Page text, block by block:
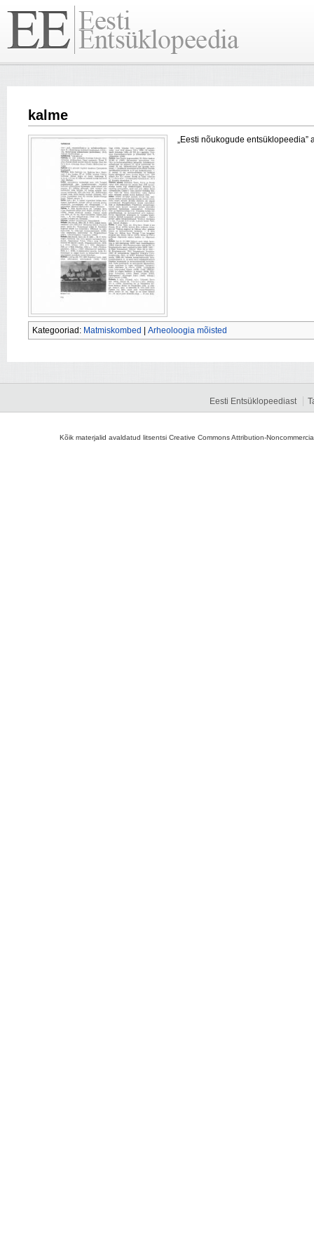
kalme
„Eesti nõukogude
Kategooriad: Matmiskombed Arheoloogia mõisted
Eesti Entsüklopeediast
Kõik materjalid avaldatud litsentsi Creative Commons Attribution-